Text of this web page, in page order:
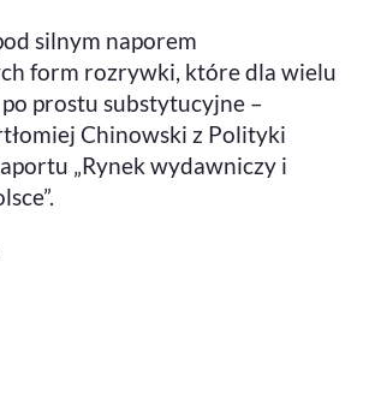
zwiększamy dostępność , otwiera się w nowym
, otwiera się w nowym oknie
Zgłoś problem
silnym naporem
form rozrywki, które dla wielu
prostu substytucyjne –
Chinowski z Polityki
„Rynek wydawniczy i
- autor artykułu - profil